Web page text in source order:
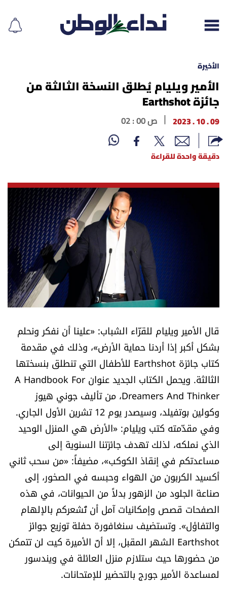
إقرأ الجريدة
لبنان
الغلاف
نداء اليوم
كتّابنا
تحت المجهر
آراء
اقتصاد
العالم
الصحافة الإسرائيلية
ثقافة وفنون
فصل من كتاب
اقرأ تضحك
الأخيرة
الأمير ويليام يُطلق النسخة الثالثة من
جائزة Earthshot
09 . 10 . 2023 02 : 00 ص
دقيقة واحدة للقراءة
قال الأمير ويليام للقرّاء الشباب: «علينا أن نفكر ونحلم
بشكل أكبر إذا أردنا حماية الأرض»، وذلك في مقدمة
كتاب جائزة Earthshot للأطفال التي تنطلق بنسختها
الثالثة. ويحمل الكتاب الجديد عنوان A Handbook For
Dreamers And Thinker، من تأليف جوني هيوز
وكولين بوتفيلد، وسيصدر يوم 12 تشرين الأول الجاري.
وفي مقدّمته كتب ويليام: «الأرض هي المنزل الوحيد
الذي نملكه، لذلك تهدف جائزتنا السنوية إلى
مساعدتكم في إنقاذ الكوكب»، مضيفاً: «من سحب ثاني
أكسيد الكربون من الهواء وحبسه في الصخور، إلى
صناعة الجلود من الزهور بدلاً من الحيوانات، في هذه
الصفحات قصص وإمكانيات آمل أن تُشعركم بالإلهام
والتفاؤل». وتستضيف سنغافورة حفلة توزيع جوائز
Earthshot الشهر المقبل، إلا أنّ الأميرة كيت لن تتمكن
من حضورها حيث ستلازم منزل العائلة في ويندسور
لمساعدة الأمير جورج بالتحضير للإمتحانات.